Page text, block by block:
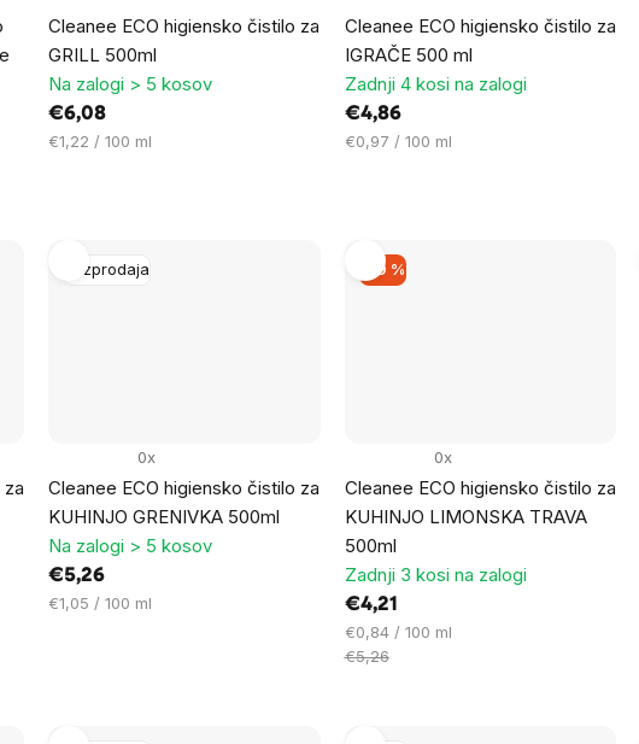
Cleanee ECO higiensko čistilo za
GRILL 500ml
Na zalogi > 5 kosov
€6,08
Cena
€1,22 / 100 ml
Cleanee ECO higiensko čistilo za
IGRAČE 500 ml
Zadnji 4 kosi na zalogi
€4,86
Cena
€0,97 / 100 ml
Razprodaja
Cleanee ECO higiensko čistilo za
KUHINJO GRENIVKA 500ml
0x
Na zalogi > 5 kosov
€5,26
Cena
€1,05 / 100 ml
–19 %
Cleanee ECO higiensko čistilo za
KUHINJO LIMONSKA TRAVA
500ml
0x
Zadnji 3 kosi na zalogi
€4,21
Cena
na
€0,84 / 100 ml
€5,26